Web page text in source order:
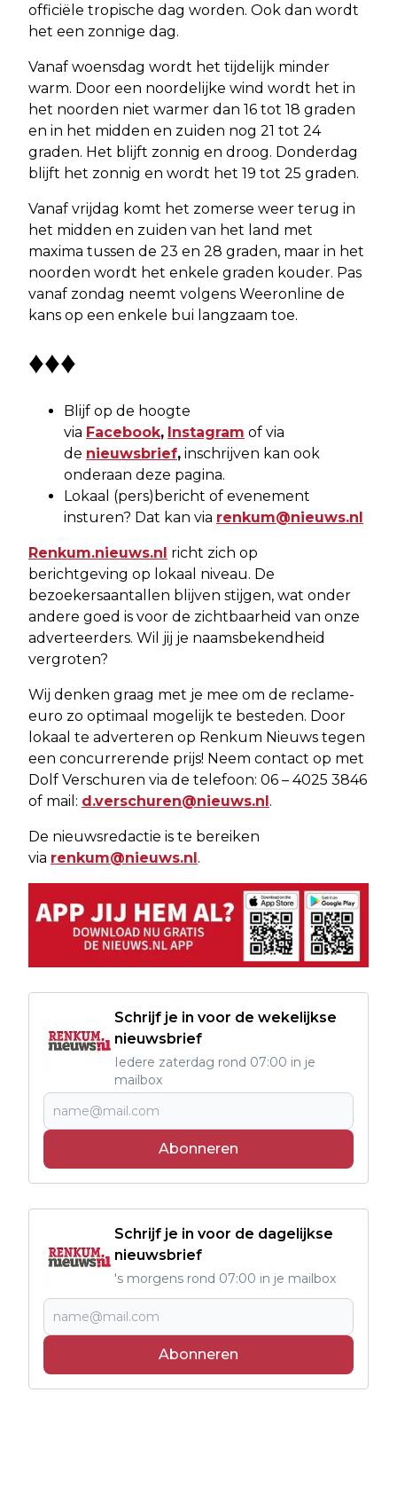
officiële tropische dag worden. Ook dan wordt
het een zonnige dag.
Vanaf woensdag wordt het tijdelijk minder
warm. Door een noordelijke wind wordt het in
het noorden niet warmer dan 16 tot 18 graden
en in het midden en zuiden nog 21 tot 24
graden. Het blijft zonnig en droog. Donderdag
blijft het zonnig en wordt het 19 tot 25 graden.
Vanaf vrijdag komt het zomerse weer terug in
het midden en zuiden van het land met
maxima tussen de 23 en 28 graden, maar in het
noorden wordt het enkele graden kouder. Pas
vanaf zondag neemt volgens Weeronline de
kans op een enkele bui langzaam toe.
♦♦♦
Blijf op de hoogte
via Facebook, Instagram of via
de nieuwsbrief, inschrijven kan ook
onderaan deze pagina.
Lokaal (pers)bericht of evenement
insturen? Dat kan via renkum@nieuws.nl
Renkum.nieuws.nl richt zich op
berichtgeving op lokaal niveau. De
bezoekersaantallen blijven stijgen, wat onder
andere goed is voor de zichtbaarheid van onze
adverteerders. Wil jij je naamsbekendheid
vergroten?
Wij denken graag met je mee om de reclame-
euro zo optimaal mogelijk te besteden. Door
lokaal te adverteren op Renkum Nieuws tegen
een concurrerende prijs! Neem contact op met
Dolf Verschuren via de telefoon: 06 – 4025 3846
of mail: d.verschuren@nieuws.nl .
De nieuwsredactie is te bereiken
via renkum@nieuws.nl .
Schrijf je in voor de wekelijkse
nieuwsbrief
Iedere zaterdag rond 07:00 in je
mailbox
Abonneren
Schrijf je in voor de dagelijkse
nieuwsbrief
's morgens rond 07:00 in je mailbox
Abonneren